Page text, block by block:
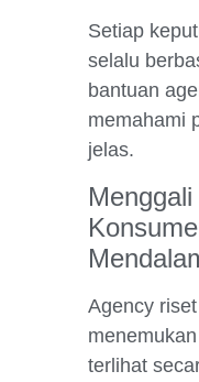
Setiap
selalu
bantuan
memahami
jelas.
Agency
terlihat